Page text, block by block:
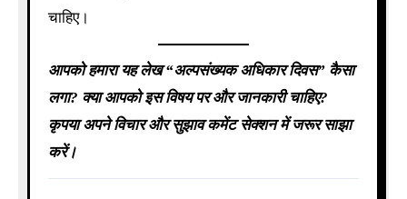
चाहिए।
आपको हमारा यह लेख “अल्पसंख्यक अधिकार दिवस” कैसा
लगा? क्या आपको इस विषय पर और जानकारी चाहिए?
कृपया अपने विचार और सुझाव कमेंट सेक्शन में जरूर साझा
करें।